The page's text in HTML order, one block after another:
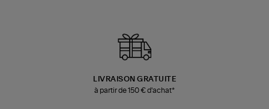
LIVRAISON GRATUITE
à partir de 150 € d'achat*